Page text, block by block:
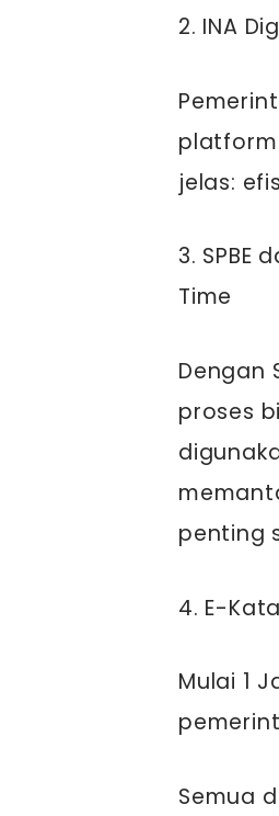
2. INA
jelas:
3. SPBE
Time
Dengan
proses
penting
4. E-
Mulai 1
Semua